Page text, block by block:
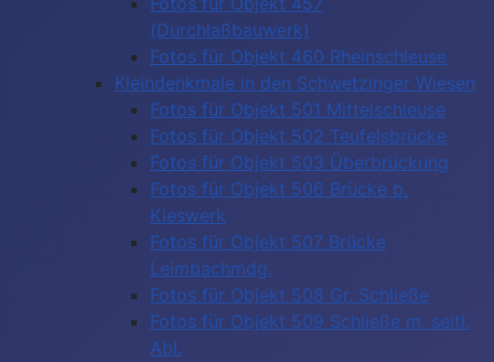
(Durchlaßbauwerk)
Fotos für Objekt 460 Rheinschleuse
Kleindenkmale in den Schwetzinger Wiesen
Fotos für Objekt 501 Mittelschleuse
Fotos für Objekt 502 Teufelsbrücke
Fotos für Objekt 503 Überbrückung
Fotos für Objekt 506 Brücke b.
Kieswerk
Fotos für Objekt 507 Brücke
Leimbachmdg.
Fotos für Objekt 508 Gr. Schließe
Fotos für Objekt 509 Schließe m. seitl.
Abl.